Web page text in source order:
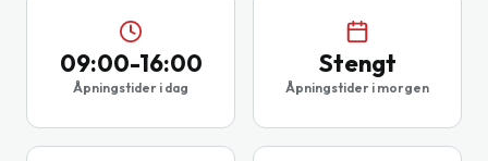
09:00-16:00
Åpningstider i dag
Stengt
Åpningstider i morgen